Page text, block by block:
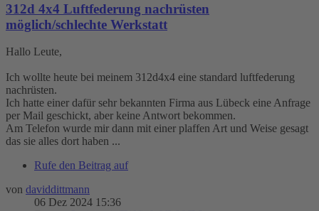
312d 4x4 Luftfederung nachrüsten
möglich/schlechte Werkstatt
Hallo Leute,
Ich wollte heute bei meinem 312d4x4 eine standard luftfederung
nachrüsten.
Ich hatte einer dafür sehr bekannten Firma aus Lübeck eine Anfrage
per Mail geschickt, aber keine Antwort bekommen.
Am Telefon wurde mir dann mit einer plaffen Art und Weise gesagt
das sie alles dort haben ...
Rufe den Beitrag auf
von daviddittmann
06 Dez 2024 15:36